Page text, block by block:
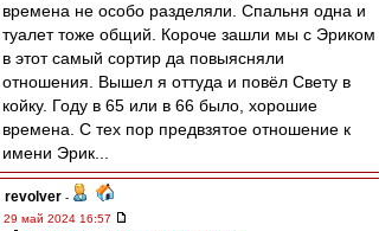
времена не особо разделяли. Спальня одна и
туалет тоже общий. Короче зашли мы с Эриком
в этот самый сортир да повыясняли
отношения. Вышел я оттуда и повёл Свету в
койку. Году в 65 или в 66 было, хорошие
времена. С тех пор предвзятое отношение к
имени Эрик...
revolver -
29 май 2024 16:57